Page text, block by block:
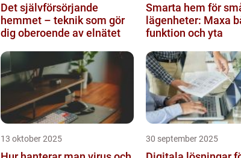
Det självförsörjande
hemmet – teknik som gör
dig oberoende av elnätet
Smarta hem för
lägenheter: Maxa
funktion och yta
13 oktober 2025 30 september 2025